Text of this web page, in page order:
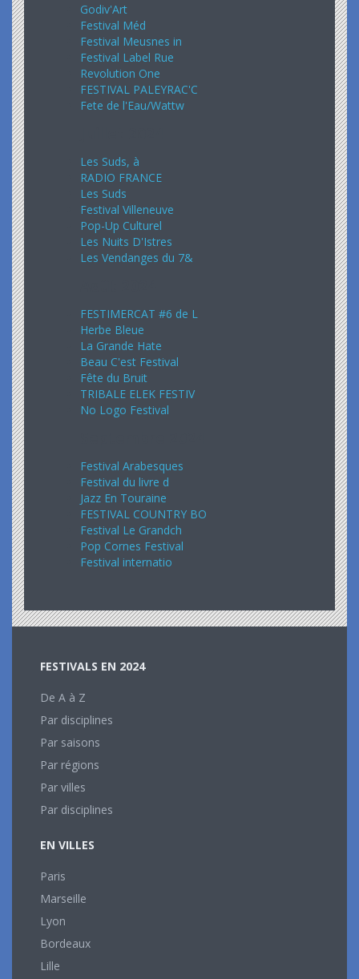
Godiv'Art
Festival Méd
Festival Meusnes in
Festival Label Rue
Revolution One
FESTIVAL PALEYRAC'C
Fete de l'Eau/Wattw
Les Suds, à
RADIO FRANCE
Les Suds
Festival Villeneuve
Pop-Up Culturel
Les Nuits D'Istres
Les Vendanges du 7&
FESTIMERCAT #6 de L
Herbe Bleue
La Grande Hate
Beau C'est Festival
Fête du Bruit
TRIBALE ELEK FESTIV
No Logo Festival
Festival Arabesques
Festival du livre d
Jazz En Touraine
FESTIVAL COUNTRY BO
Festival Le Grandch
Pop Cornes Festival
Festival internatio
FESTIVALS EN 2024
De A à Z
Par disciplines
Par saisons
Par régions
Par villes
Par disciplines
EN VILLES
Paris
Marseille
Lyon
Bordeaux
Lille